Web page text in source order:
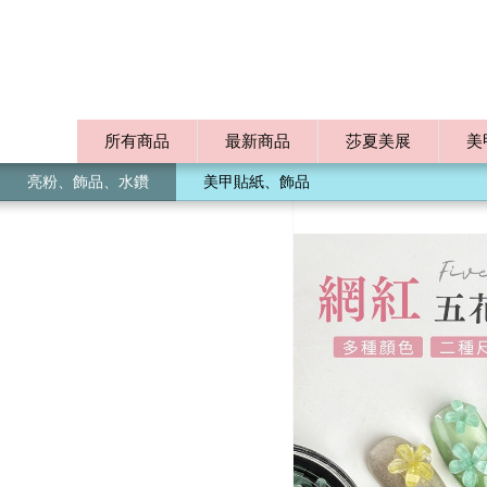
所有商品 最新商品 莎夏美展 美
亮粉、飾品、水鑽 美甲貼紙、飾品